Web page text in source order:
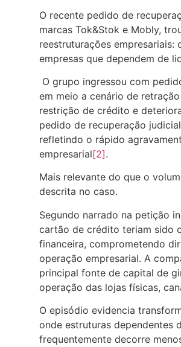
O recente pedido de
marcas Tok&Stok e Mobly,
reestruturações
empresas que dependem de
O grupo ingressou com
em meio a cenário de
restrição de crédito e
pedido de recuperação
refletindo o rápido
empresarial[2].
Mais relevante do que o
descrita no caso.
Segundo narrado na petição
cartão de crédito teriam sido
financeira, comprometendo
operação empresarial. A
principal fonte de capital de
operação das lojas físicas,
O episódio evidencia
onde estruturas dependentes
frequentemente decorre